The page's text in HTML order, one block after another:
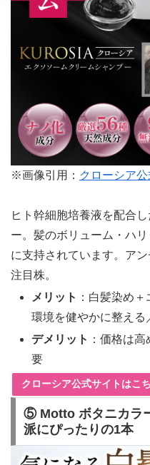
※画像引用： クローシア公
ヒト幹細胞培養液を配合
ー。髪のボリューム・ハ
に支持されています。ア
注目株。
メリット ：白髪染め
環境を健やかに整える
デメリット ：価格は
要
クローシア公式サイトはこ
⑤ Motto ボタニカラ
派にぴったりの1本